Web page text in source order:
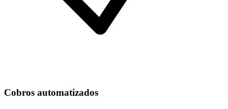
Cobros automatizados